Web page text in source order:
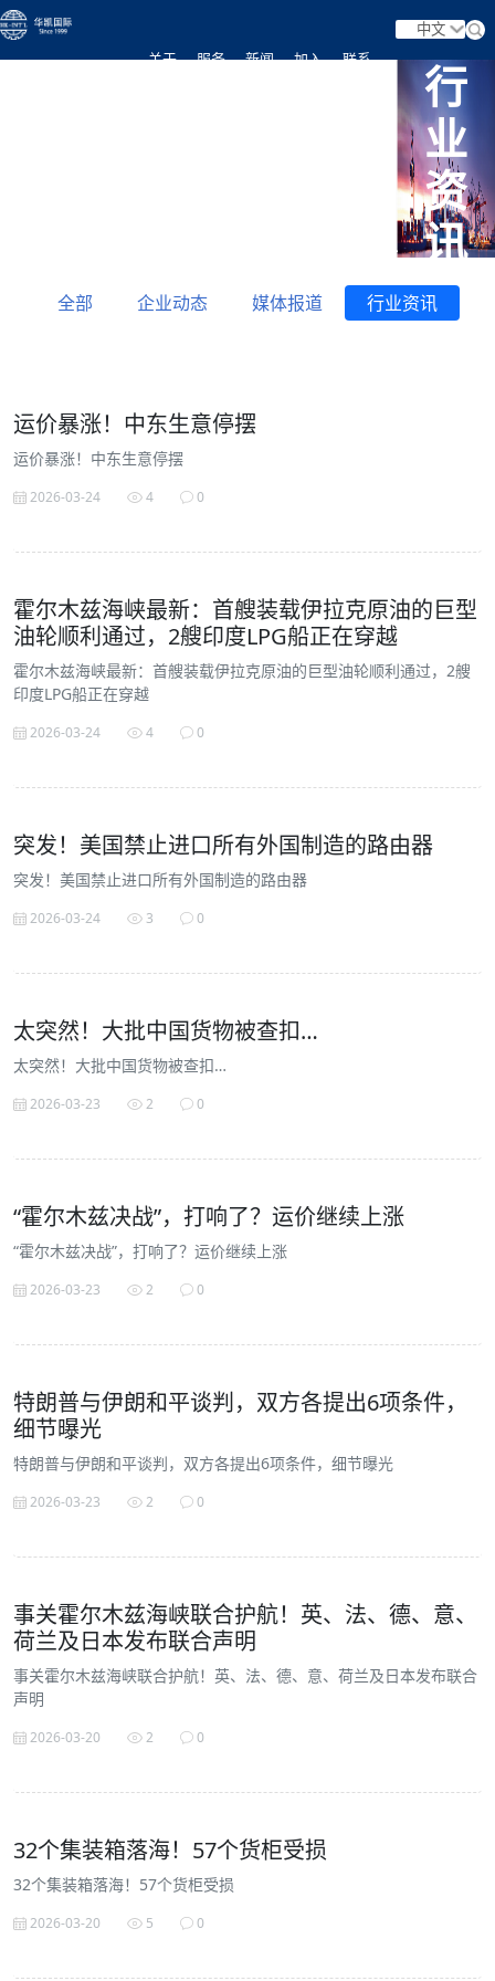
关于 服务 新闻 加入 联系
中文
行
业
资
讯
全部 企业动态 媒体报道 行业资讯
运价暴涨！中东生意停摆
运价暴涨！中东生意停摆
2026-03-24 4 0
霍尔木兹海峡最新：首艘装载伊拉克原油的巨型
油轮顺利通过，2艘印度LPG船正在穿越
霍尔木兹海峡最新：首艘装载伊拉克原油的巨型油轮顺利通过，2艘
印度LPG船正在穿越
2026-03-24 4 0
突发！美国禁止进口所有外国制造的路由器
突发！美国禁止进口所有外国制造的路由器
2026-03-24 3 0
太突然！大批中国货物被查扣…
太突然！大批中国货物被查扣…
2026-03-23 2 0
“霍尔木兹决战”，打响了？运价继续上涨
“霍尔木兹决战”，打响了？运价继续上涨
2026-03-23 2 0
特朗普与伊朗和平谈判，双方各提出6项条件，
细节曝光
特朗普与伊朗和平谈判，双方各提出6项条件，细节曝光
2026-03-23 2 0
事关霍尔木兹海峡联合护航！英、法、德、意、
荷兰及日本发布联合声明
事关霍尔木兹海峡联合护航！英、法、德、意、荷兰及日本发布联合
声明
2026-03-20 2 0
32个集装箱落海！57个货柜受损
32个集装箱落海！57个货柜受损
2026-03-20 5 0